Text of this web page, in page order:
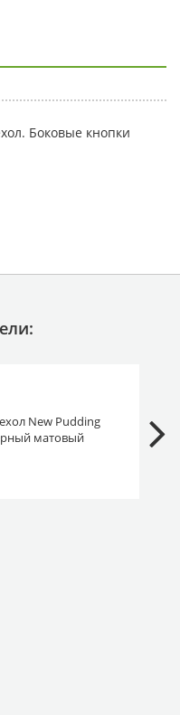
Боковые кнопки
New Pudding
матовый